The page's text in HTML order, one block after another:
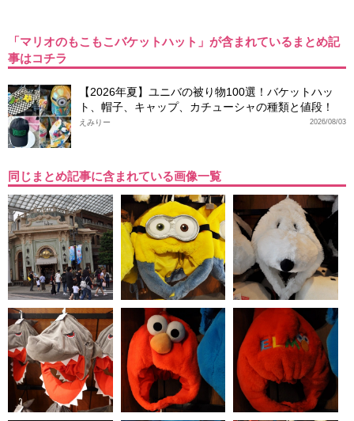
「マリオのもこもこバケットハット」が含まれているまとめ記
事はコチラ
【2026年夏】ユニバの被り物100選！バケットハッ
ト、帽子、キャップ、カチューシャの種類と値段！
2026/08/03
えみりー
同じまとめ記事に含まれている画像一覧